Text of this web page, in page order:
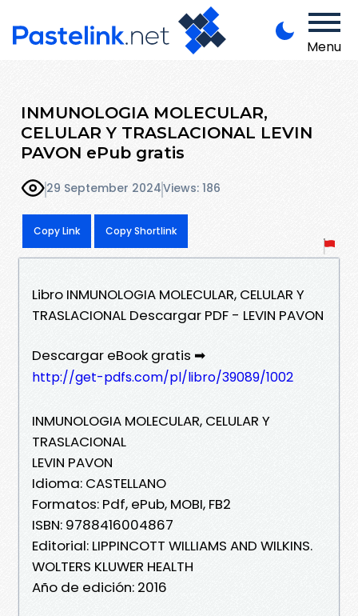
Menu
INMUNOLOGIA MOLECULAR,
CELULAR Y TRASLACIONAL LEVIN
PAVON ePub gratis
29 September 2024Views: 186
Copy Link Copy Shortlink
Libro INMUNOLOGIA MOLECULAR, CELULAR Y
TRASLACIONAL Descargar PDF - LEVIN PAVON
Descargar eBook gratis ➡
http://get-pdfs.com/pl/libro/39089/1002
INMUNOLOGIA MOLECULAR, CELULAR Y
TRASLACIONAL
LEVIN PAVON
Idioma: CASTELLANO
Formatos: Pdf, ePub, MOBI, FB2
ISBN: 9788416004867
Editorial: LIPPINCOTT WILLIAMS AND WILKINS.
WOLTERS KLUWER HEALTH
Año de edición: 2016